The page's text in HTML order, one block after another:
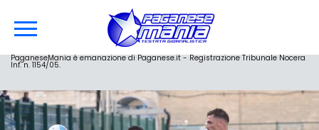
PaganeseMania è emanazione di Paganese.it - Registrazione Tribunale Nocera
Inf. n. 1154/05.